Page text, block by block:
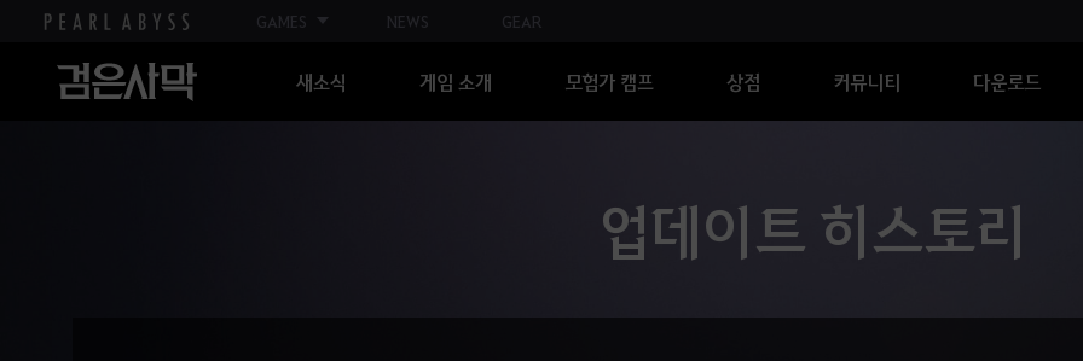
GAMES NEWS GEAR
새소식 게임 소개 모험가 캠프 상점 커뮤니티 다운로드
업데이트 히스토리